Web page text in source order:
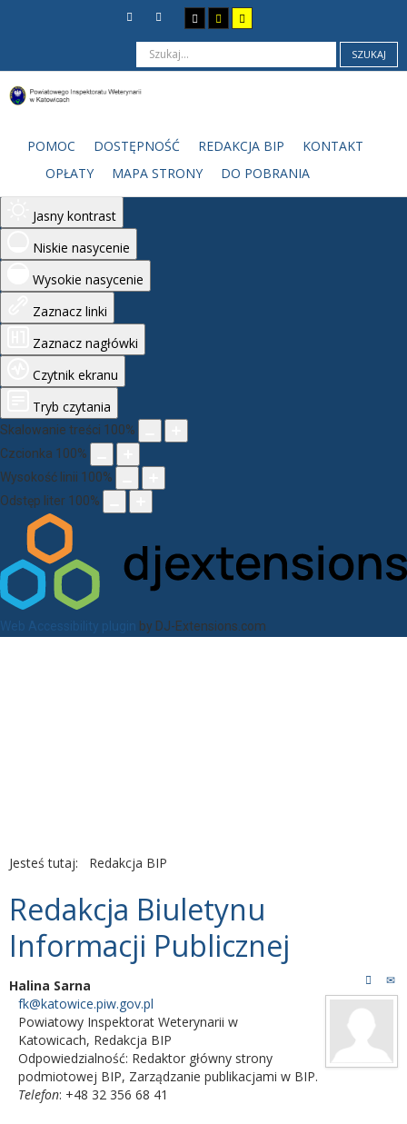
Monochromatyczny
Ciemny kontrast
Jasny kontrast
Niskie nasycenie
Wysokie nasycenie
Zaznacz linki
Zaznacz nagłówki
Czytnik ekranu
Tryb czytania
Skalowanie treści 100%
Czcionka 100%
Wysokość linii 100%
Odstęp liter 100%
Web Accessibility plugin by DJ-Extensions.com
SZUKAJ
POMOC DOSTĘPNOŚĆ REDAKCJA BIP
KONTAKT
OPŁATY
MAPA STRONY DO POBRANIA
Jesteś tutaj: Redakcja BIP
Redakcja Biuletynu
Informacji Publicznej
Halina Sarna
fk@katowice.piw.gov.pl
Powiatowy Inspektorat Weterynarii w
Katowicach, Redakcja BIP
Odpowiedzialność: Redaktor główny strony
podmiotowej BIP, Zarządzanie publikacjami w BIP.
Telefon: +48 32 356 68 41